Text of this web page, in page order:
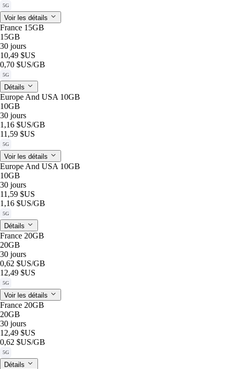
5G
Voir les détails
France 15GB
15GB
30 jours
10,49 $US
0,70 $US/GB
5G
Détails
Europe And USA 10GB
10GB
30 jours
1,16 $US/GB
11,59 $US
5G
Voir les détails
Europe And USA 10GB
10GB
30 jours
11,59 $US
1,16 $US/GB
5G
Détails
France 20GB
20GB
30 jours
0,62 $US/GB
12,49 $US
5G
Voir les détails
France 20GB
20GB
30 jours
12,49 $US
0,62 $US/GB
5G
Détails